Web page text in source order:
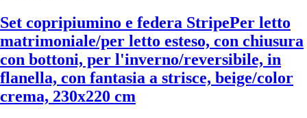
Set copripiumino e federa StripePer letto
matrimoniale/per letto esteso, con chiusura
con bottoni, per l'inverno/reversibile, in
flanella, con fantasia a strisce, beige/color
crema, 230x220 cm